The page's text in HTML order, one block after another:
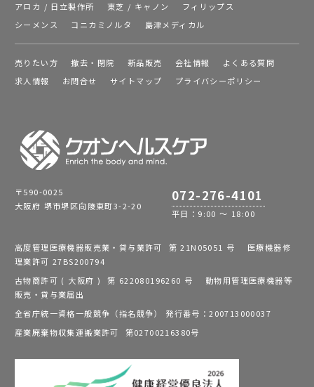
アロカ / 日立製作所
東芝 / キャノン
フィリップス
シーメンス
コニカミノルタ 島津メディカル
売りたい方 撤去・閉院 新品販売 会社情報
よくある質問
求人情報
お問合せ サイトマップ プライバシーポリシー
〒590-0025
大阪府 堺市堺区向陵東町3-2-20
072-276-4101
平日：9:00 ～ 18:00
高度管理医療機器販売業・貸与業許可 第 21N05051 号 医療機器修
理業許可 27BS200794
古物商許可 ( 大阪府 ) 第 622080196260 号 動物用管理医療機器等
販売・貸与業届出
全省庁統一資格一般競争（指名競争） 発行番号：200713000037
産業廃棄物収集運搬業許可 第02700216380号